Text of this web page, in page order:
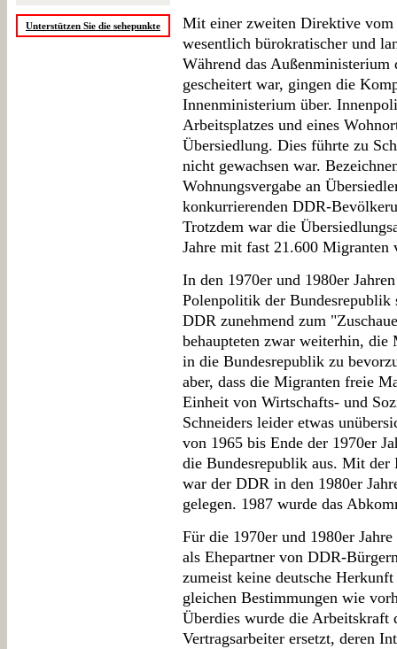
Unterstützen Sie die sehepunkte
Mit einer zweiten Direktive vom
wesentlich bürokratischer und
Während das
gescheitert war, gingen die
Innenministerium über.
Arbeitsplatzes und eines
Übersiedlung. Dies führte zu
nicht gewachsen war.
Wohnungsvergabe an
konkurrierenden DDR-
Trotzdem war die
Jahre mit fast 21.600 Migranten
In den 1970er und 1980er
Polenpolitik der Bundesrepublik
DDR zunehmend zum
behaupteten zwar weiterhin,
in die Bundesrepublik zu
aber, dass die Migranten freie
Einheit von Wirtschafts- und
Schneiders leider etwas
von 1965 bis Ende der 1970er
die Bundesrepublik aus. Mit der
war der DDR in den 1980er
gelegen. 1987 wurde das
Für die 1970er und 1980er
als Ehepartner von DDR-
zumeist keine deutsche
gleichen Bestimmungen wie
Überdies wurde die Arbeitskraft
Vertragsarbeiter ersetzt, deren